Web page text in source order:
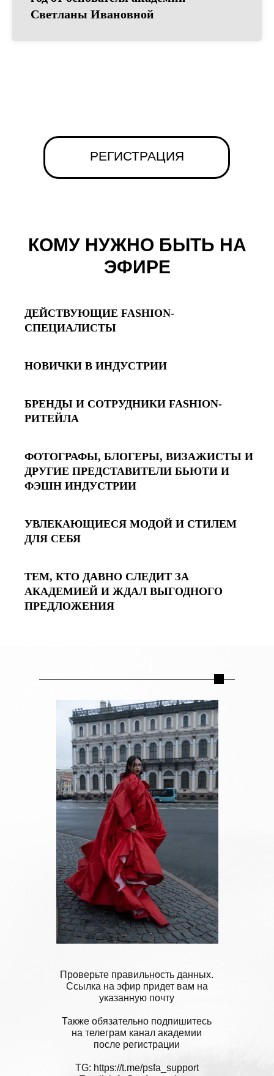
Светланы Ивановной
РЕГИСТРАЦИЯ
КОМУ НУЖНО БЫТЬ НА
ЭФИРЕ
ДЕЙСТВУЮЩИЕ FASHION-
СПЕЦИАЛИСТЫ
НОВИЧКИ В ИНДУСТРИИ
БРЕНДЫ И СОТРУДНИКИ FASHION-
РИТЕЙЛА
ФОТОГРАФЫ, БЛОГЕРЫ, ВИЗАЖИСТЫ И
ДРУГИЕ ПРЕДСТАВИТЕЛИ БЬЮТИ И
ФЭШН ИНДУСТРИИ
УВЛЕКАЮЩИЕСЯ МОДОЙ И СТИЛЕМ
ДЛЯ СЕБЯ
ТЕМ, КТО ДАВНО СЛЕДИТ ЗА
АКАДЕМИЕЙ И ЖДАЛ ВЫГОДНОГО
ПРЕДЛОЖЕНИЯ
Проверьте правильность данных.
Ссылка на эфир придет вам на
указанную почту
Также обязательно подпишитесь
на телеграм канал академии
после регистрации
TG: https://t.me/psfa_support